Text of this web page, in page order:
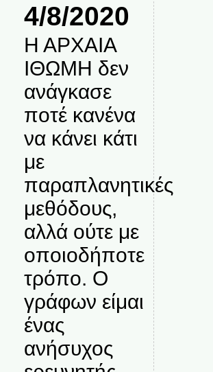
4/8/2020
Η ΑΡΧΑΙΑ
ΙΘΩΜΗ δεν
ανάγκασε
ποτέ κανένα
να κάνει κάτι
με
παραπλανητικές
μεθόδους,
αλλά ούτε με
οποιοδήποτε
τρόπο. Ο
γράφων είμαι
ένας
ανήσυχος